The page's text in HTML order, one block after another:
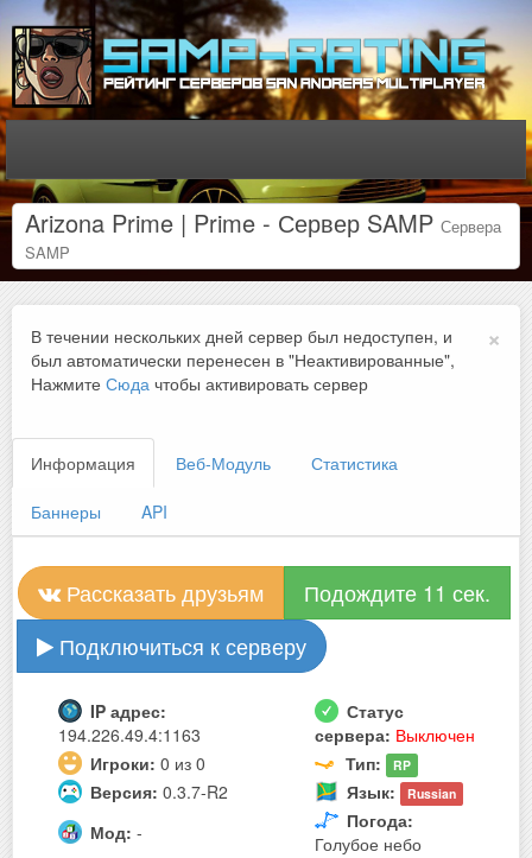
Arizona Prime | Prime - Сервер SAMP Сервера
SAMP
×
В течении нескольких дней сервер был недоступен, и
был автоматически перенесен в "Неактивированные",
Нажмите Сюда чтобы активировать сервер
Информация Веб-Модуль Статистика
Баннеры API
Рассказать друзьям
Подождите 10 сек.
Подключиться к серверу
IP адрес:
194.226.49.4:1163
Статус
сервера: Выключен
Игроки: 0 из 0 Тип: RP
Версия: 0.3.7-R2 Язык: Russian
Мод: -
Погода:
Голубое небо